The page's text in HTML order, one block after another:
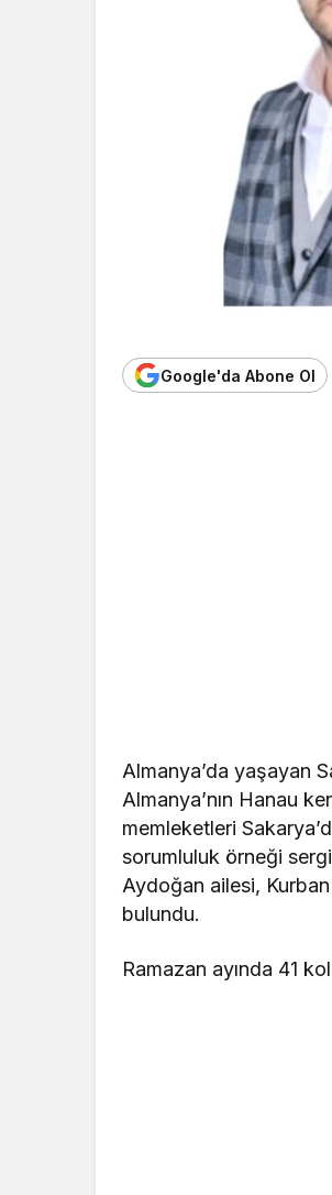
Google'da Abone Ol
Almanya’da yaşayan
Almanya’nın Hanau
memleketleri
sorumluluk örneği
Aydoğan ailesi,
bulundu.
Ramazan ayında 41